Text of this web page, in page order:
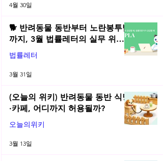
4월 30일
🐕 반려동물 동반부터 노란봉투법
까지, 3월 법률레터의 실무 위키
총정리! | 2026년 3월 네플라 법률
레터
법률레터
3월 31일
(오늘의 위키) 반려동물 동반 식당
·카페, 어디까지 허용될까?
오늘의위키
3월 13일